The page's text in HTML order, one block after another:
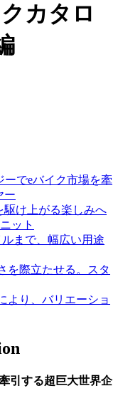
カタロ
ーでeバイク市場を牽
ー
駆け上がる楽しみへ
ット
ルまで、幅広い用途
を際立たせる。スタ
より、バリエーショ
引する超巨大世界企